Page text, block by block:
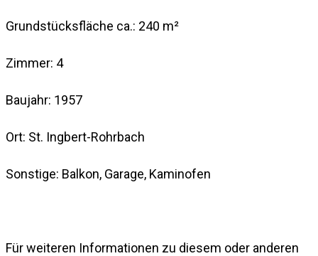
Grundstücksfläche ca.: 240 m²
Zimmer: 4
Baujahr: 1957
Ort: St. Ingbert-Rohrbach
Sonstige: Balkon, Garage, Kaminofen
Für weiteren Informationen zu diesem oder anderen